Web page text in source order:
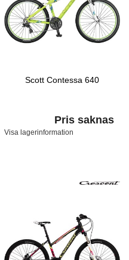
Scott Contessa 640
Pris saknas
Visa lagerinformation